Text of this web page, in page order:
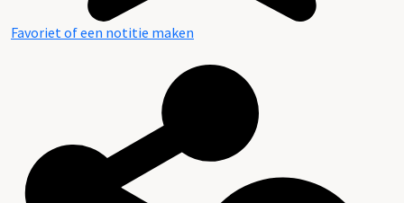
Favoriet of een notitie maken